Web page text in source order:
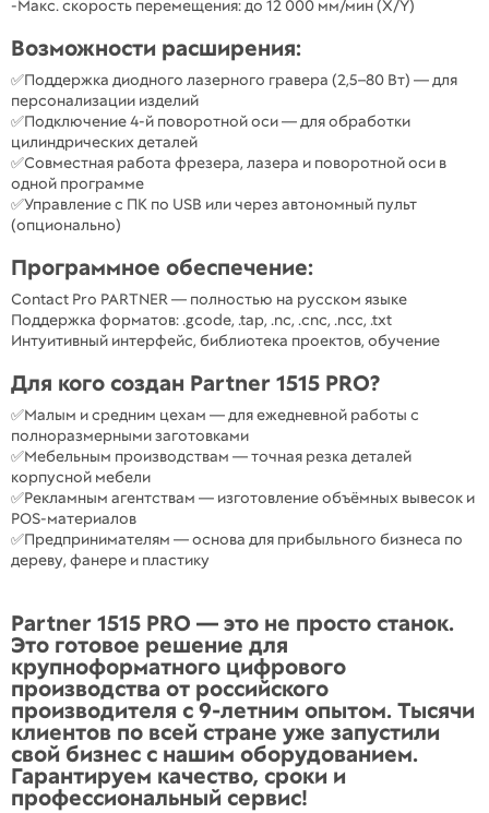
-Макс. скорость перемещения: до 12 000 мм/мин (X/Y)
Возможности расширения:
✅Поддержка диодного лазерного гравера (2,5–80 Вт) — для
персонализации изделий
✅Подключение 4-й поворотной оси — для обработки
цилиндрических деталей
✅Совместная работа фрезера, лазера и поворотной оси в
одной программе
✅Управление с ПК по USB или через автономный пульт
(опционально)
Программное обеспечение:
Contact Pro PARTNER — полностью на русском языке
Поддержка форматов: .gcode, .tap, .nc, .cnc, .ncc, .txt
Интуитивный интерфейс, библиотека проектов, обучение
Для кого создан Partner 1515 PRO?
✅Малым и средним цехам — для ежедневной работы с
полноразмерными заготовками
✅Мебельным производствам — точная резка деталей
корпусной мебели
✅Рекламным агентствам — изготовление объёмных вывесок и
POS-материалов
✅Предпринимателям — основа для прибыльного бизнеса по
дереву, фанере и пластику
Partner 1515 PRO — это не просто станок.
Это готовое решение для
крупноформатного цифрового
производства от российского
производителя с 9-летним опытом. Тысячи
клиентов по всей стране уже запустили
свой бизнес с нашим оборудованием.
Гарантируем качество, сроки и
профессиональный сервис!